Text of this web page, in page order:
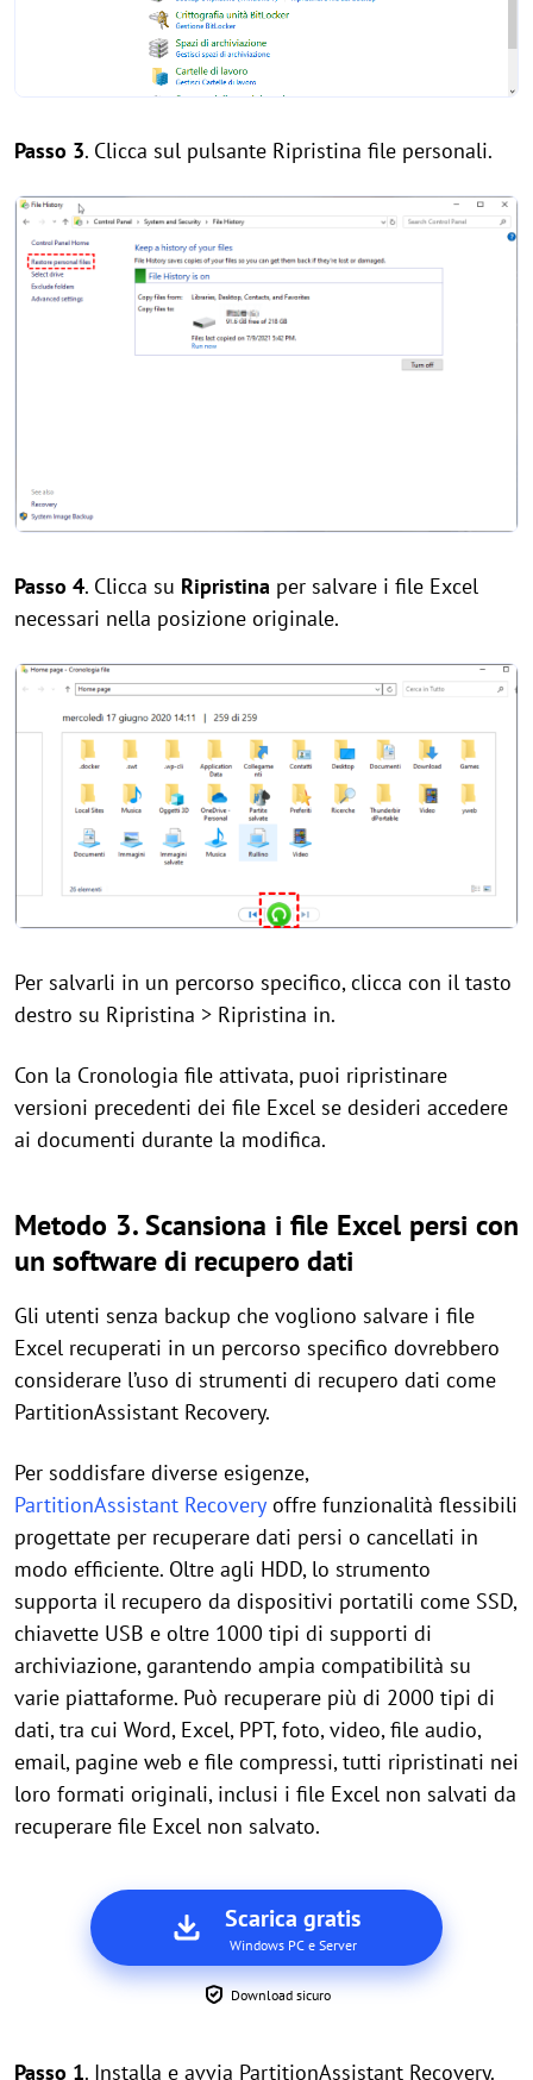
Passo 3. Clicca sul pulsante Ripristina file personali.
Passo 4. Clicca su Ripristina per salvare i file Excel
necessari nella posizione originale.
Per salvarli in un percorso specifico, clicca con il tasto
destro su Ripristina > Ripristina in.
Con la Cronologia file attivata, puoi ripristinare
versioni precedenti dei file Excel se desideri accedere
ai documenti durante la modifica.
Metodo 3. Scansiona i file Excel persi con
un software di recupero dati
Gli utenti senza backup che vogliono salvare i file
Excel recuperati in un percorso specifico dovrebbero
considerare l’uso di strumenti di recupero dati come
PartitionAssistant Recovery.
Per soddisfare diverse esigenze,
PartitionAssistant Recovery offre funzionalità flessibili
progettate per recuperare dati persi o cancellati in
modo efficiente. Oltre agli HDD, lo strumento
supporta il recupero da dispositivi portatili come SSD,
chiavette USB e oltre 1000 tipi di supporti di
archiviazione, garantendo ampia compatibilità su
varie piattaforme. Può recuperare più di 2000 tipi di
dati, tra cui Word, Excel, PPT, foto, video, file audio,
email, pagine web e file compressi, tutti ripristinati nei
loro formati originali, inclusi i file Excel non salvati da
recuperare file Excel non salvato.
Scarica gratis
Windows PC e Server
Download sicuro
Passo 1. Installa e avvia PartitionAssistant Recovery.